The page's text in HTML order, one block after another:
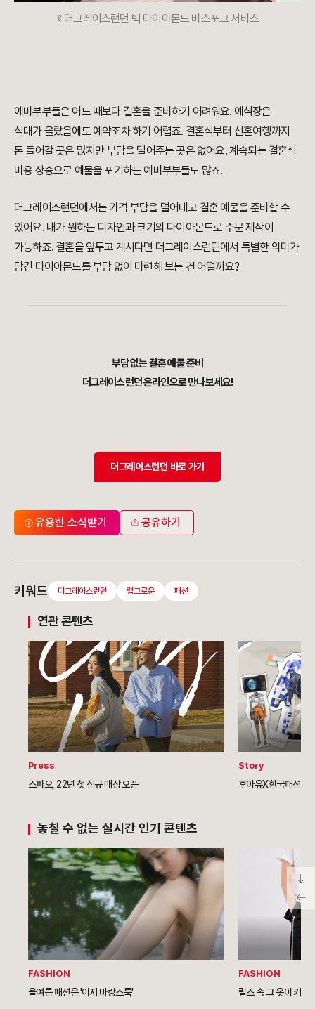
※ 더그레이스런던 빅 다이아몬드 비스포크 서비스
예비부부들은 어느 때보다 결혼을 준비하기 어려워요. 예식장은
식대가 올랐음에도 예약조차 하기 어렵죠. 결혼식부터 신혼여행까지
돈 들어갈 곳은 많지만 부담을 덜어주는 곳은 없어요. 계속되는 결혼식
비용 상승으로 예물을 포기하는 예비부부들도 많죠.
더그레이스런던에서는 가격 부담을 덜어내고 결혼 예물을 준비할 수
있어요. 내가 원하는 디자인과 크기의 다이아몬드로 주문 제작이
가능하죠. 결혼을 앞두고 계시다면 더그레이스런던에서 특별한 의미가
담긴 다이아몬드를 부담 없이 마련해 보는 건 어떨까요?
부담 없는 결혼 예물 준비
더그레이스런던 온라인으로 만나보세요!
더그레이스런던 바로 가기
유용한 소식받기 공유하기
키워드 더그레이스런던 랩그로운 패션
연관 콘텐츠
Press
스파오, 22년 첫 신규 매장 오픈
Story
후아유X한국패션디
놓칠 수 없는 실시간 인기 콘텐츠
FASHION
올여름 패션은 '이지 바캉스룩'
FASHION
릴스 속 그 옷이 키즈